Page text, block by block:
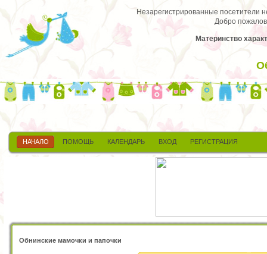
Незарегистрированные посетители
Добро
Материнство
НАЧАЛО ПОМОЩЬ КАЛЕНДАРЬ ВХОД РЕГИСТРАЦИЯ
Обнинские мамочки и папочки